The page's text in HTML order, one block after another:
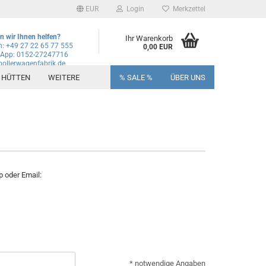
EUR Login Merkzettel
wir Ihnen helfen?
+49 27 22 65 77 555
0152-27247716
Ihr Warenkorb
0,00 EUR
% SALE % ÜBER UNS
WEITERE
oder Email:
* notwendige Angaben